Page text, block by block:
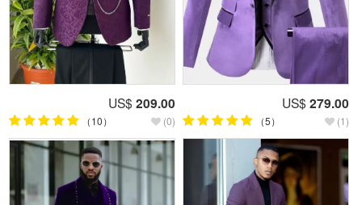
US$ 209.00
（10） (0)
US$ 279.00
（5） (1)